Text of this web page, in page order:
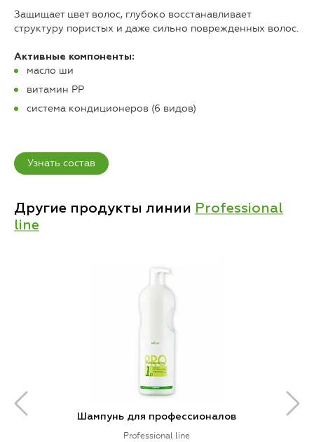
Защищает цвет волос, глубоко восстанавливает
структуру пористых и даже сильно поврежденных волос.
Активные компоненты:
масло ши
витамин PP
система кондиционеров (6 видов)
Узнать состав
Другие продукты линии Professional
line
Шампунь для профессионалов
Professional line